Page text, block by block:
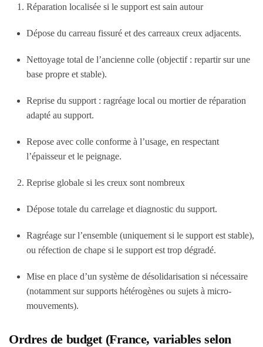
Réparation localisée si le support est sain autour
Dépose du carreau fissuré et des carreaux creux adjacents.
Nettoyage total de l’ancienne colle (objectif : repartir sur une
base propre et stable).
Reprise du support : ragréage local ou mortier de réparation
adapté au support.
Repose avec colle conforme à l’usage, en respectant
l’épaisseur et le peignage.
Reprise globale si les creux sont nombreux
Dépose totale du carrelage et diagnostic du support.
Ragréage sur l’ensemble (uniquement si le support est stable),
ou réfection de chape si le support est trop dégradé.
Mise en place d’un système de désolidarisation si nécessaire
(notamment sur supports hétérogènes ou sujets à micro-
mouvements).
Ordres de budget (France, variables selon